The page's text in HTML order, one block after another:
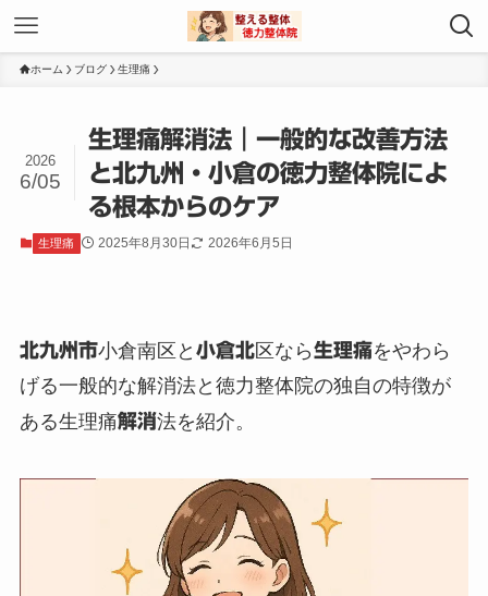
ホーム ブログ 生理痛
生理痛解消法｜一般的な改善方法
と北九州・小倉の徳力整体院によ
る根本からのケア
2026
6/05
生理痛 2025年8月30日 2026年6月5日
北九州市小倉南区と 小倉北区なら生理痛をやわら
げる一般的な解消法と徳力整体院の独自の特徴が
ある生理痛解消法を紹介。